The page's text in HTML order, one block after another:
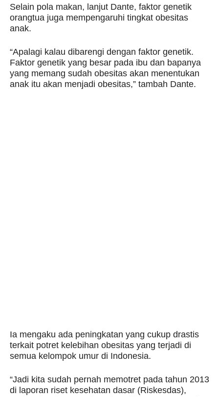
Selain pola makan, lanjut Dante, faktor genetik
orangtua juga mempengaruhi tingkat obesitas
anak.
“Apalagi kalau dibarengi dengan faktor genetik.
Faktor genetik yang besar pada ibu dan bapanya
yang memang sudah obesitas akan menentukan
anak itu akan menjadi obesitas,” tambah Dante.
Ia mengaku ada peningkatan yang cukup drastis
terkait potret kelebihan obesitas yang terjadi di
semua kelompok umur di Indonesia.
“Jadi kita sudah pernah memotret pada tahun 2013
di laporan riset kesehatan dasar (Riskesdas),